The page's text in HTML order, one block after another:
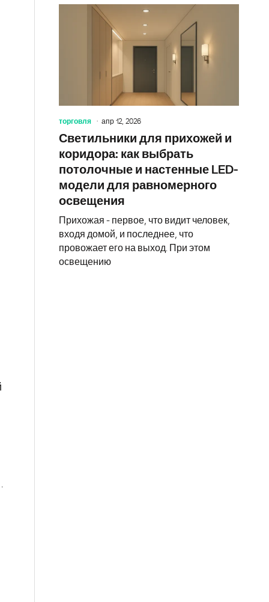
торговля апр 12, 2026
Светильники для прихожей и
коридора: как выбрать
потолочные и настенные LED-
модели для равномерного
освещения
Прихожая - первое, что видит человек,
входя домой, и последнее, что
провожает его на выход. При этом
освещению